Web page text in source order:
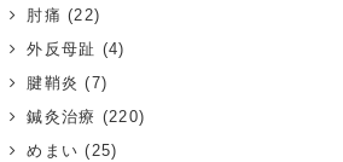
肘痛 (22)
外反母趾 (4)
腱鞘炎 (7)
鍼灸治療 (220)
めまい (25)